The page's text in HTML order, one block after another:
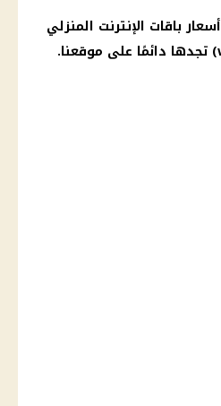
أسعار باقات الإنترنت المنزلي